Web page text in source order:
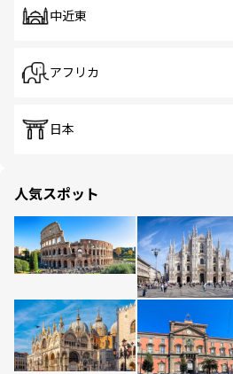
中近東
アフリカ
日本
人気スポット